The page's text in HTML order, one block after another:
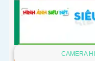
CAMERA